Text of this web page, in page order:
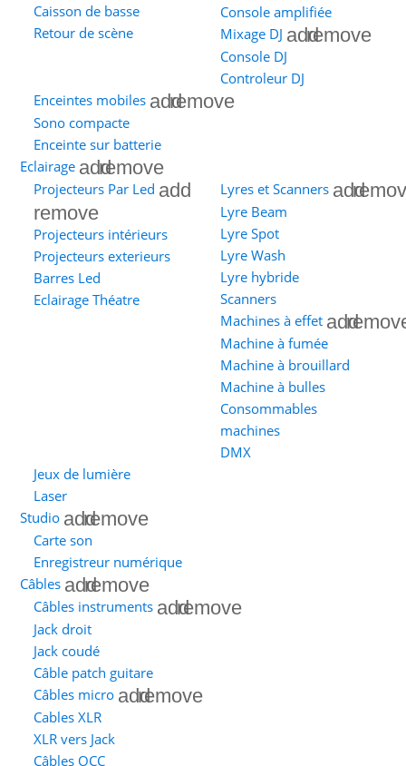
Caisson de basse
Retour de scène
Console amplifiée
Mixage DJ addremove
Console DJ
Controleur DJ
Enceintes mobiles addremove
Sono compacte
Enceinte sur batterie
Eclairage addremove
Projecteurs Par Led add
remove
Projecteurs intérieurs
Projecteurs exterieurs
Barres Led
Eclairage Théatre
Lyres et Scanners add
Lyre Beam
Lyre Spot
Lyre Wash
Lyre hybride
Scanners
Machines à effet add
Machine à fumée
Machine à brouillard
Machine à bulles
Consommables
machines
DMX
Jeux de lumière
Laser
Studio addremove
Carte son
Enregistreur numérique
Câbles addremove
Câbles instruments addremove
Jack droit
Jack coudé
Câble patch guitare
Câbles micro addremove
Cables XLR
XLR vers Jack
Câbles OCC